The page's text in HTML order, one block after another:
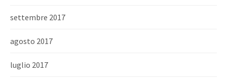
settembre 2017
agosto 2017
luglio 2017